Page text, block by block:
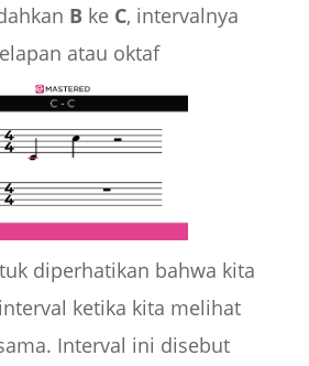
B ke C, intervalnya
atau oktaf
diperhatikan bahwa kita
ketika kita melihat
Interval ini disebut